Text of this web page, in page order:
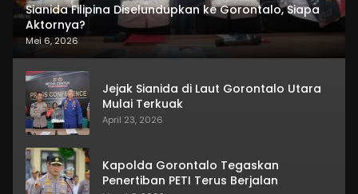
Sianida Filipina Diselundupkan ke Gorontalo, Siapa
Aktornya?
Mei 6, 2026
Jejak Sianida di Laut Gorontalo Utara
Mulai Terkuak
April 23, 2026
Kapolda Gorontalo Tegaskan
Penertiban PETI Terus Berjalan